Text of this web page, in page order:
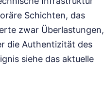
Schichten, das
zwar Überlastungen,
die Authentizität des
siehe das aktuelle